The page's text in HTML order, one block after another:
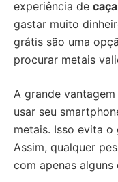
experiência de
gastar muito
grátis são uma
procurar metais
A grande
usar seu
metais. Isso evita
Assim, qualquer
com apenas alguns